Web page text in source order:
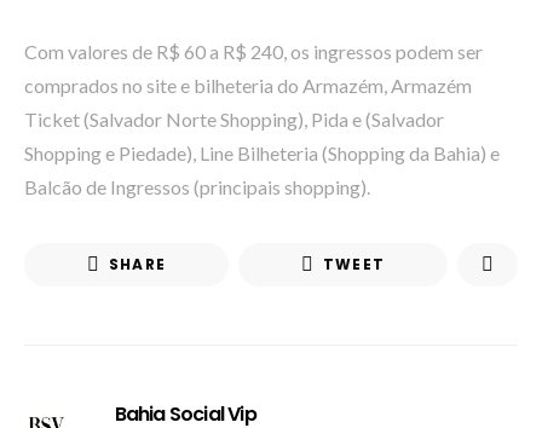
Com valores de R$ 60 a R$ 240, os ingressos podem ser
comprados no site e bilheteria do Armazém, Armazém
Ticket (Salvador Norte Shopping), Pida e (Salvador
Shopping e Piedade), Line Bilheteria (Shopping da Bahia) e
Balcão de Ingressos (principais shopping).
SHARE TWEET
Bahia Social Vip